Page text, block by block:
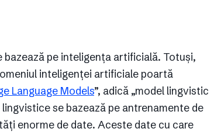
pe inteligența artificială. Totuși,
inteligenței artificiale poartă
Language Models”, adică „model lingvistic
se bazează pe antrenamente de
enorme de date. Aceste date cu care